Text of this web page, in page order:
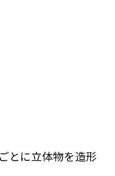
とに立体物を造形